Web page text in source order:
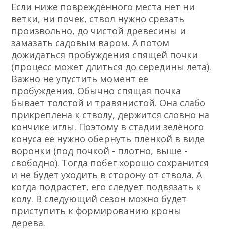
Если ниже повреждённого места нет ни
ветки, ни почек, ствол нужно срезать
произвольно, до чистой древесины и
замазать садовым варом. А потом
дожидаться пробуждения спящей почки
(процесс может длиться до середины лета).
Важно не упустить момент ее
пробуждения. Обычно спящая почка
бывает толстой и травянистой. Она слабо
прикреплена к стволу, держится словно на
кончике иглы. Поэтому в стадии зелёного
конуса её нужно обернуть плёнкой в виде
воронки (под почкой - плотно, выше -
свободно). Тогда побег хорошо сохранится
и не будет уходить в сторону от ствола. А
когда подрастет, его следует подвязать к
колу. В следующий сезон можно будет
приступить к формированию кроны
дерева.